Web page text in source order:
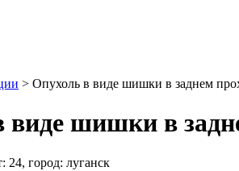
> Опухоль в виде шишки в заднем
виде шишки в
24, город: луганск